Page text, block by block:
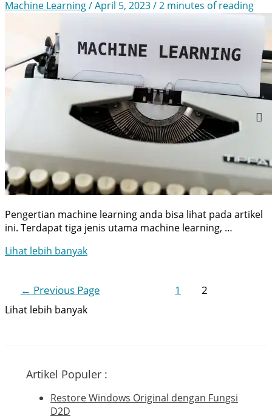
Machine Learning/April 5, 2023/2 minutes of reading
Pengertian machine learning anda bisa lihat pada artikel
ini. Terdapat tiga jenis utama machine learning, …
Jenis
Lihat lebih banyak
pagination
← Previous Page 1 2
Lihat lebih banyak
Artikel Populer :
Restore Windows Original dengan Fungsi
D2D